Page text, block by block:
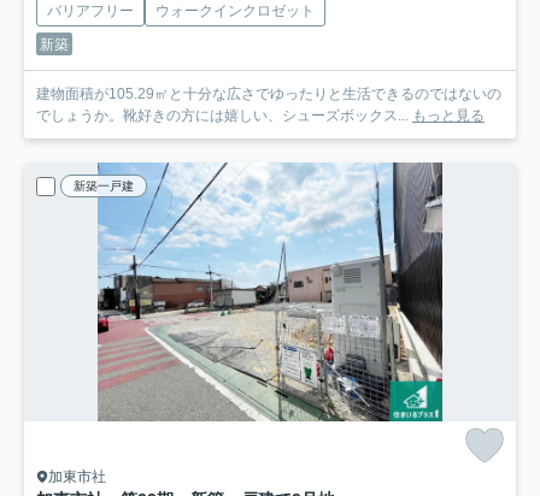
バリアフリー
ウォークインクロゼット
新築
建物面積が105.29㎡と十分な広さでゆったりと生活できるのではないの
でしょうか。靴好きの方には嬉しい、シューズボックス...
もっと見る
新築一戸建
加東市社